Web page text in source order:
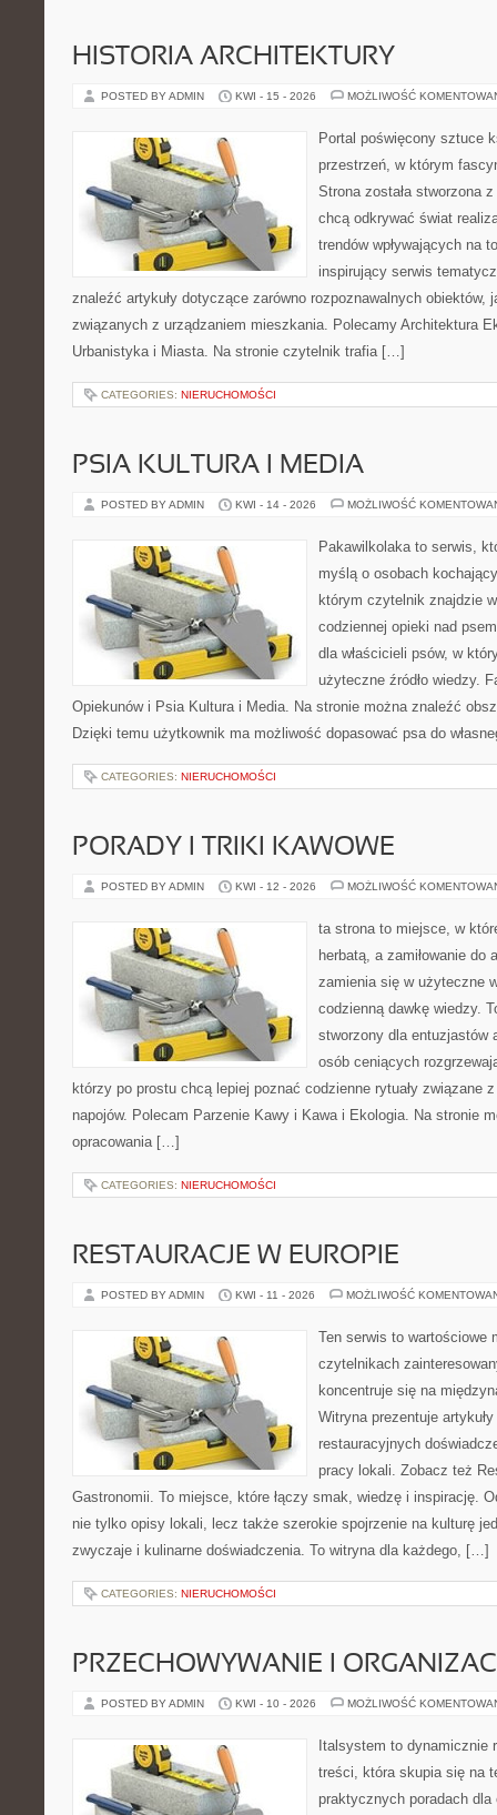
HISTORIA ARCHITEKTURY
POSTED BY ADMIN KWI - 15 - 2026 MOŻLIWOŚĆ
Portal poświęcony sztuce
przestrzeń, w którym
Strona została stworzona
chcą odkrywać świat
trendów wpływających na
inspirujący serwis
znaleźć artykuły dotyczące zarówno rozpoznawalnych obiektów,
związanych z urządzaniem mieszkania. Polecamy Architektura
Urbanistyka i Miasta. Na stronie czytelnik trafia […]
CATEGORIES: NIERUCHOMOŚCI
PSIA KULTURA I MEDIA
POSTED BY ADMIN KWI - 14 - 2026 MOŻLIWOŚĆ
Pakawilkolaka to serwis,
myślą o osobach
którym czytelnik znajdzie
codziennej opieki nad
dla właścicieli psów, w
użyteczne źródło wiedzy.
Opiekunów i Psia Kultura i Media. Na stronie można znaleźć
Dzięki temu użytkownik ma możliwość dopasować psa do
CATEGORIES: NIERUCHOMOŚCI
PORADY I TRIKI KAWOWE
POSTED BY ADMIN KWI - 12 - 2026 MOŻLIWOŚĆ
ta strona to miejsce, w
herbatą, a zamiłowanie do
zamienia się w użyteczne
codzienną dawkę wiedzy.
stworzony dla entuzjastów
osób ceniących
którzy po prostu chcą lepiej poznać codzienne rytuały związane
napojów. Polecam Parzenie Kawy i Kawa i Ekologia. Na stronie
opracowania […]
CATEGORIES: NIERUCHOMOŚCI
RESTAURACJE W EUROPIE
POSTED BY ADMIN KWI - 11 - 2026 MOŻLIWOŚĆ
Ten serwis to wartościowe
czytelnikach
koncentruje się na
Witryna prezentuje
restauracyjnych
pracy lokali. Zobacz też
Gastronomii. To miejsce, które łączy smak, wiedzę i inspirację.
nie tylko opisy lokali, lecz także szerokie spojrzenie na kulturę
zwyczaje i kulinarne doświadczenia. To witryna dla każdego, […]
CATEGORIES: NIERUCHOMOŚCI
PRZECHOWYWANIE I
POSTED BY ADMIN KWI - 10 - 2026 MOŻLIWOŚĆ
Italsystem to dynamicznie
treści, która skupia się na
praktycznych poradach